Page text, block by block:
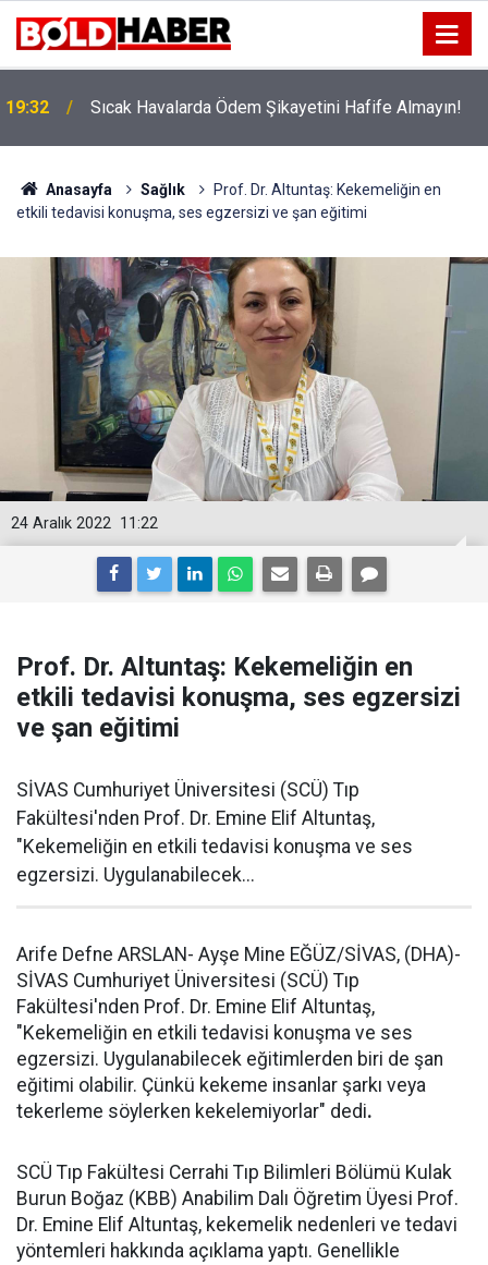
19:32 Sıcak Havalarda Ödem Şikayetini Hafife Almayın!
Anasayfa Sağlık
Prof. Dr. Altuntaş: Kekemeliğin en
etkili tedavisi konuşma, ses egzersizi ve şan eğitimi
11:22
24 Aralık 2022
Prof. Dr. Altuntaş: Kekemeliğin en
etkili tedavisi konuşma, ses egzersizi
ve şan eğitimi
SİVAS Cumhuriyet Üniversitesi (SCÜ) Tıp
Fakültesi'nden Prof. Dr. Emine Elif Altuntaş,
"Kekemeliğin en etkili tedavisi konuşma ve ses
egzersizi. Uygulanabilecek...
Arife Defne ARSLAN- Ayşe Mine EĞÜZ/SİVAS, (DHA)-
SİVAS Cumhuriyet Üniversitesi (SCÜ) Tıp
Fakültesi'nden Prof. Dr. Emine Elif Altuntaş,
"Kekemeliğin en etkili tedavisi konuşma ve ses
egzersizi. Uygulanabilecek eğitimlerden biri de şan
eğitimi olabilir. Çünkü kekeme insanlar şarkı veya
tekerleme söylerken kekelemiyorlar" dedi.
SCÜ Tıp Fakültesi Cerrahi Tıp Bilimleri Bölümü Kulak
Burun Boğaz (KBB) Anabilim Dalı Öğretim Üyesi Prof.
Dr. Emine Elif Altuntaş, kekemelik nedenleri ve tedavi
yöntemleri hakkında açıklama yaptı. Genellikle